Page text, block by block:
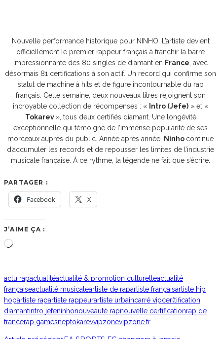
Nouvelle performance historique pour NINHO. L’artiste devient
officiellement le premier rappeur français à franchir la barre
impressionnante des 80 singles de diamant en France , avec
désormais 81 certifications à son actif. Un record qui confirme son
statut de machine à hits et de figure incontournable du rap
français. Cette semaine, deux nouveaux titres rejoignent son
incroyable collection de récompenses : « Intro (Jefe) » et «
Tokarev », tous deux certifiés diamant. Une longévité
exceptionnelle qui témoigne de l’immense popularité de ses
morceaux auprès du public. Année après année, Ninho continue
d’accumuler les records et de repousser les limites de l’industrie
musicale française. À ce rythme, la légende ne fait que s’écrire.
PARTAGER :
Facebook X
J’AIME ÇA :
Chargement…
actu rapactualitéactualité & promotion culturelleactualité
françaiseactualité musicaleartiste de rapartiste françaisartiste hip
hopartiste rapartiste rappeurartiste urbaincarré vipcer(tification
diamantintro jefeninhonouveauté rapnouvelle certificationrap de
francerap gamesneptokarevvipzonevipzone.fr